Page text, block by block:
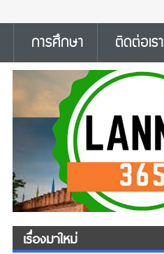
การศึกษา ติดต่อเรา
เรื่องมาใหม่